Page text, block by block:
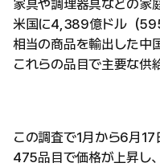
家具や調理器具などの家
米国に4,389億ドル（
相当の商品を輸出した中
これらの品目で主要な供
この調査で1月から6月
475品目で価格が上昇し